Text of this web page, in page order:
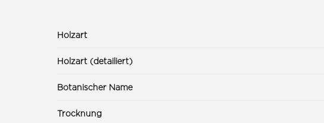
Holzart
Holzart (detailiert)
Botanischer Name
Trocknung